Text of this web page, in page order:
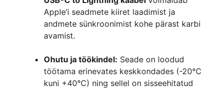
Apple’i seadmete kiiret laadimist ja
andmete sünkroonimist kohe pärast karbi
avamist.
Ohutu ja töökindel: Seade on loodud
töötama erinevates keskkondades (-20°C
kuni +40°C) ning sellel on sisseehitatud